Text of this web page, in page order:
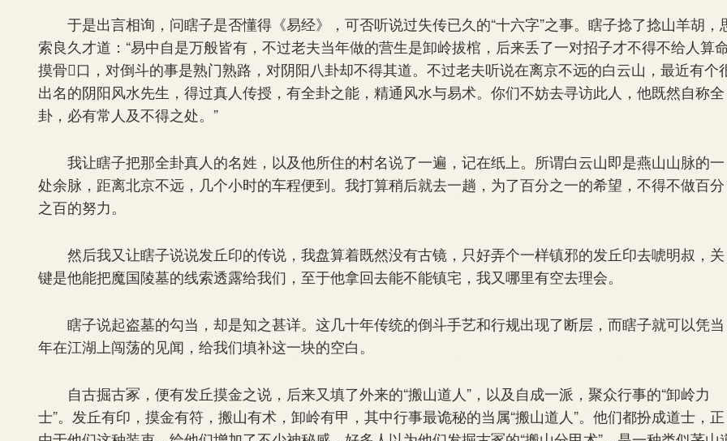
于是出言相询，问瞎子是否懂得《易经》，可否听说过失传已久的“十六字”之事。瞎子捻了捻山羊胡，
索良久才道：“易中自是万般皆有，不过老夫当年做的营生是卸岭拔棺，后来丢了一对招子才不得不给人算
摸骨口，对倒斗的事是熟门熟路，对阴阳八卦却不得其道。不过老夫听说在离京不远的白云山，最近有个
出名的阴阳风水先生，得过真人传授，有全卦之能，精通风水与易术。你们不妨去寻访此人，他既然自称全
卦，必有常人及不得之处。”
我让瞎子把那全卦真人的名姓，以及他所住的村名说了一遍，记在纸上。所谓白云山即是燕山山脉的一
处余脉，距离北京不远，几个小时的车程便到。我打算稍后就去一趟，为了百分之一的希望，不得不做百分
之百的努力。
然后我又让瞎子说说发丘印的传说，我盘算着既然没有古镜，只好弄个一样镇邪的发丘印去唬明叔，关
键是他能把魔国陵墓的线索透露给我们，至于他拿回去能不能镇宅，我又哪里有空去理会。
瞎子说起盗墓的勾当，却是知之甚详。这几十年传统的倒斗手艺和行规出现了断层，而瞎子就可以凭当
年在江湖上闯荡的见闻，给我们填补这一块的空白。
自古掘古冢，便有发丘摸金之说，后来又填了外来的“搬山道人”，以及自成一派，聚众行事的“卸岭力
士”。发丘有印，摸金有符，搬山有术，卸岭有甲，其中行事最诡秘的当属“搬山道人”。他们都扮成道士，正